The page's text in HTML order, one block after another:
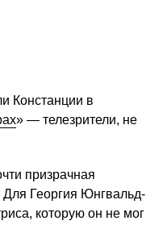
Констанции в
» — телезрители, не
призрачная
Георгия Юнгвальд-
которую он не мог